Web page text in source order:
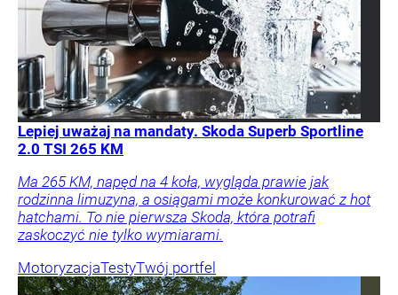
Lepiej uważaj na mandaty. Skoda Superb Sportline
2.0 TSI 265 KM
Ma 265 KM, napęd na 4 koła, wygląda prawie jak
rodzinna limuzyna, a osiągami może konkurować z hot
hatchami. To nie pierwsza Skoda, która potrafi
zaskoczyć nie tylko wymiarami.
MotoryzacjaTestyTwój portfel